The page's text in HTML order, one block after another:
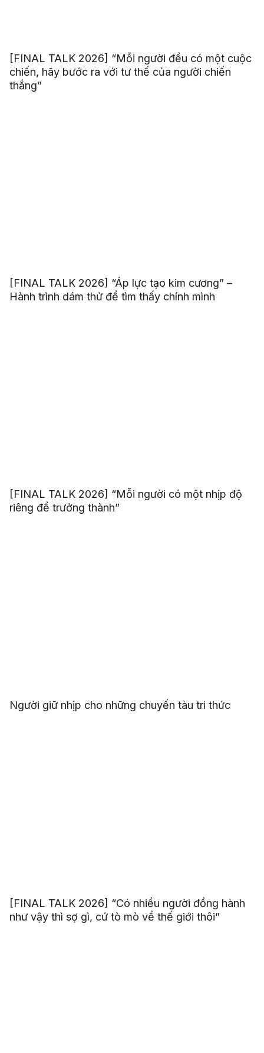
[FINAL TALK 2026] “Mỗi người đều có một cuộc
chiến, hãy bước ra với tư thế của người chiến
thắng”
[FINAL TALK 2026] “Áp lực tạo kim cương” –
Hành trình dám thử để tìm thấy chính mình
[FINAL TALK 2026] “Mỗi người có một nhịp độ
riêng để trưởng thành”
Người giữ nhịp cho những chuyến tàu tri thức
[FINAL TALK 2026] “Có nhiều người đồng hành
như vậy thì sợ gì, cứ tò mò về thế giới thôi”